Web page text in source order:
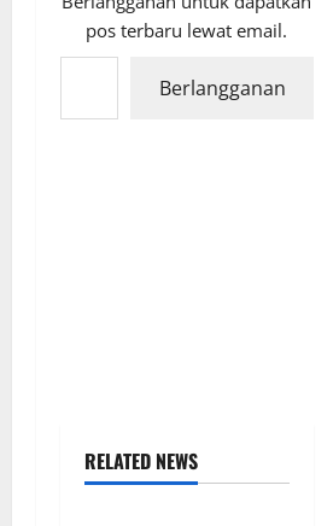
pos terbaru lewat email.
Ketikkan email Anda...
Berlangganan
RELATED NEWS